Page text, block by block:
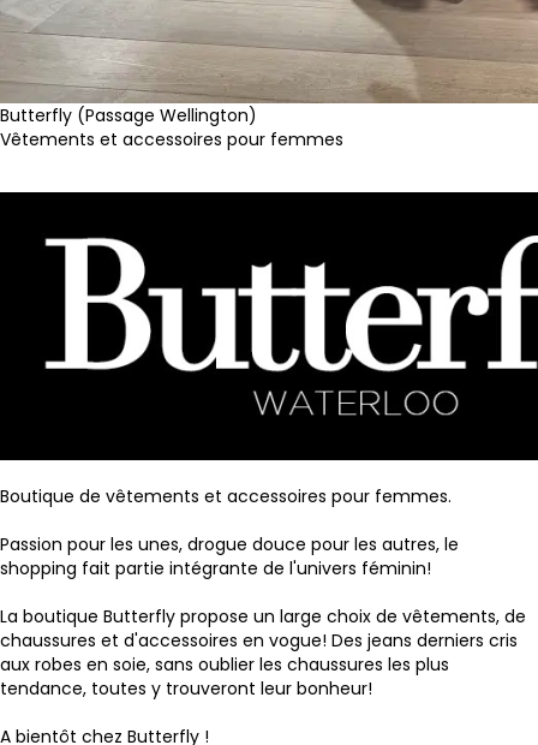
Butterfly (Passage Wellington)
Vêtements et accessoires pour femmes
Boutique de vêtements et accessoires pour femmes.
Passion pour les unes, drogue douce pour les autres, le
shopping fait partie intégrante de l'univers féminin!
La boutique Butterfly propose un large choix de vêtements, de
chaussures et d'accessoires en vogue! Des jeans derniers cris
aux robes en soie, sans oublier les chaussures les plus
tendance, toutes y trouveront leur bonheur!
A bientôt chez Butterfly !